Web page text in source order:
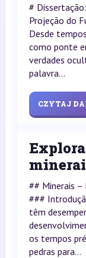
#
Projeção do
Desde
como ponte
verdades
palavra...
CZYTAJ
## Minerais –
###
têm
os tempos
pedras para...